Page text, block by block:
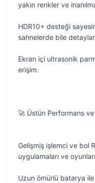
yakın renkler ve
HDR10+ desteği
sahnelerde bile
Ekran içi ultrasonik
erişim.
🚀 Üstün Performans
Gelişmiş işlemci ve bol
uygulamaları ve
Uzun ömürlü batarya